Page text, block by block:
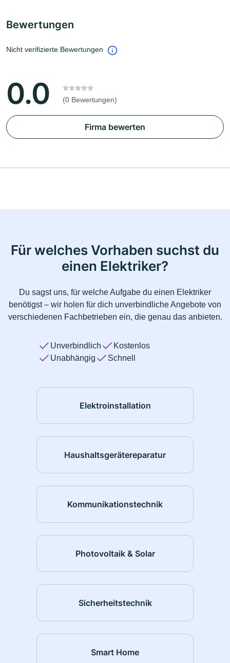
Bewertungen
Nicht verifizierte Bewertungen
0.0 (0 Bewertungen)
Firma bewerten
Für welches Vorhaben suchst du
einen Elektriker?
Du sagst uns, für welche Aufgabe du einen Elektriker
benötigst – wir holen für dich unverbindliche Angebote von
verschiedenen Fachbetrieben ein, die genau das anbieten.
Unverbindlich
Kostenlos
Unabhängig
Schnell
Elektroinstallation
Haushaltsgerätereparatur
Kommunikationstechnik
Photovoltaik & Solar
Sicherheitstechnik
Smart Home